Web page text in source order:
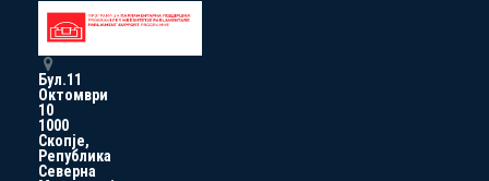
Бул.11
Октомври
10
1000
Скопје,
Република
Северна